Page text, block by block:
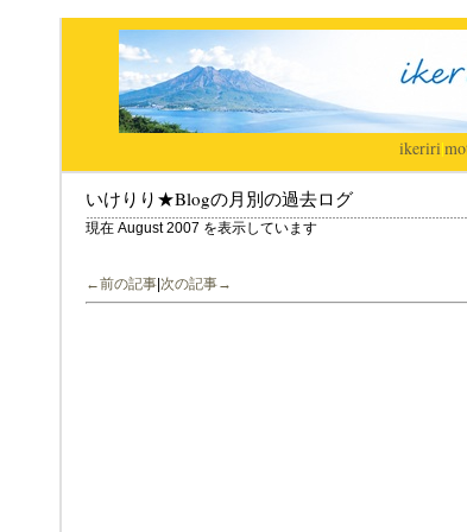
ikeriri|
いけりり★Blogの月別の過去ログ
現在 August 2007 を表示しています
←前の記事 次の記事→